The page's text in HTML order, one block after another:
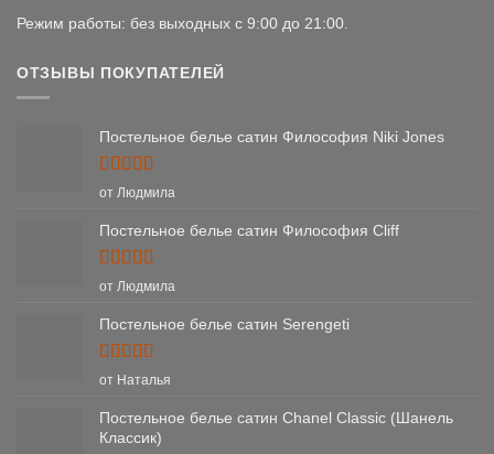
Режим работы: без выходных с 9:00 до 21:00.
ОТЗЫВЫ ПОКУПАТЕЛЕЙ
Постельное белье сатин Философия Niki Jones
Оценка5
от Людмила
Постельное белье сатин Философия Cliff
Оценка5
от Людмила
Постельное белье сатин Serengeti
Оценка5
от Наталья
Постельное белье сатин Chanel Classic (Шанель
Классик)